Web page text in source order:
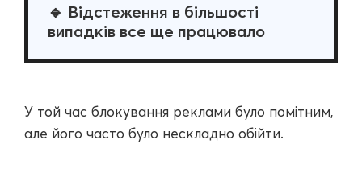
🔹 Відстеження в більшості
випадків все ще працювало
У той час блокування реклами було помітним,
але його часто було нескладно обійти.